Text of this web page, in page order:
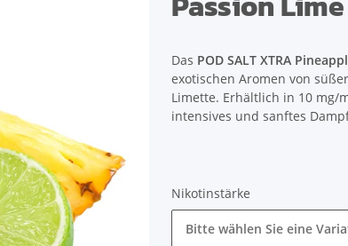
Das POD SALT XTRA
exotischen Aromen von
Limette. Erhältlich in 10 mg/
intensives und sanftes
Nikotinstärke
Bitte wählen Sie eine